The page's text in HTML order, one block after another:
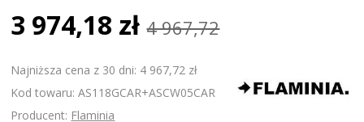
3 974,18 zł 4 967,72
Najniższa cena z 30 dni: 4 967,72 zł
Kod towaru: AS118GCAR+ASCW05CAR
Producent: Flaminia